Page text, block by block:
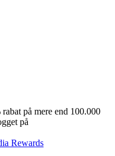
på mere end 100.000
på
Rewards